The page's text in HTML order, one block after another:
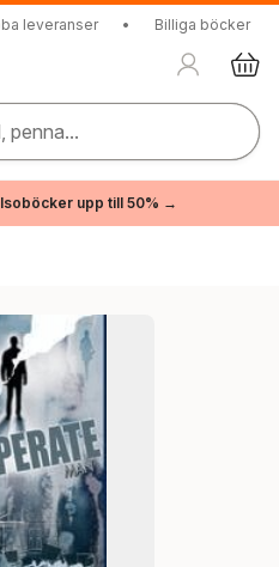
leveranser • Billiga böcker
penna...
upp till 50% →